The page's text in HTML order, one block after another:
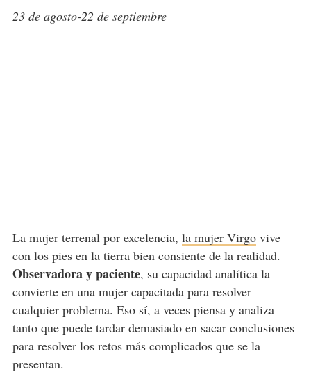
23 de agosto-22 de septiembre
La mujer terrenal por excelencia, la mujer Virgovive
con los pies en la tierra bien consiente de la realidad.
Observadora y paciente, su capacidad analítica la
convierte en una mujer capacitada para resolver
cualquier problema. Eso sí, a veces piensa y analiza
tanto que puede tardar demasiado en sacar conclusiones
para resolver los retos más complicados que se la
presentan.